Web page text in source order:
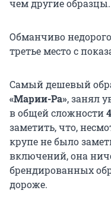
чем другие образцы.
Обманчиво
третье место с
Самый дешевый
«Марии-Ра», занял
в общей сложности
заметить, что,
крупе не было
включений, она
брендированных
дороже.